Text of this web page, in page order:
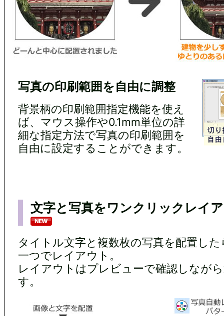
写真の印刷範囲を自由に調整
背景柄の印刷範囲指定機能を使え
ば、マウス操作や0.1mm単位の詳
細な指定方法で写真の印刷範囲を
自由に設定することができます。
文字と写真をワンクリックレイ
タイトル文字と複数枚の写真を配置し
一つでレイアウト。
レイアウトはプレビューで確認しなが
す。